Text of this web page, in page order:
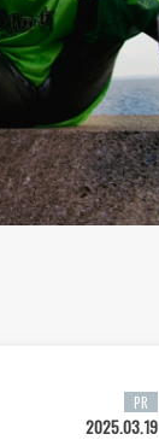
PR
2025.03.19